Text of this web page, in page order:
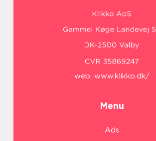
web: www.klikko.dk/
Menu
Ads